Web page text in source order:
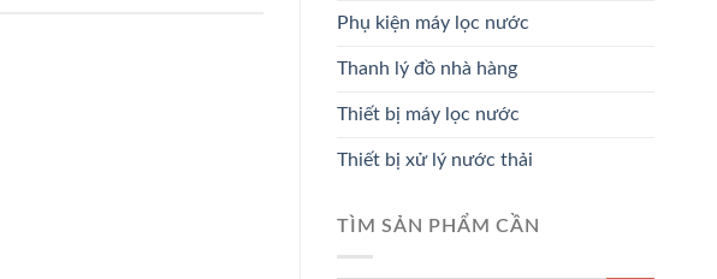
Phụ kiện máy lọc nước
Thanh lý đồ nhà hàng
Thiết bị máy lọc nước
Thiết bị xử lý nước thải
TÌM SẢN PHẨM CẦN